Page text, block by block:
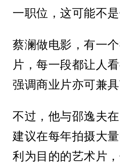
一职位，这可能不是
蔡澜做电影，有一
片，每一段都让人
强调商业片亦可兼
不过，他与邵逸夫
建议在每年拍摄大
利为目的的艺术片